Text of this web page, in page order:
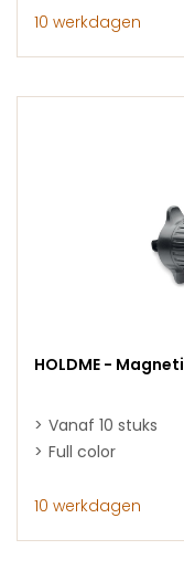
10 werkdagen
HOLDME -
Vanaf 10 stuks
Full color
10 werkdagen